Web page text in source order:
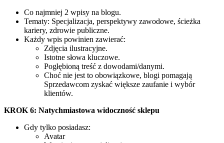
Co najmniej 2 wpisy na blogu.
Tematy: Specjalizacja, perspektywy zawodowe, ścieżka
kariery, zdrowie publiczne.
Każdy wpis powinien zawierać:
Zdjęcia ilustracyjne.
Istotne słowa kluczowe.
Pogłębioną treść z dowodami/danymi.
Choć nie jest to obowiązkowe, blogi pomagają
Sprzedawcom zyskać większe zaufanie i wybór
klientów.
KROK 6: Natychmiastowa widoczność sklepu
Gdy tylko posiadasz:
Avatar